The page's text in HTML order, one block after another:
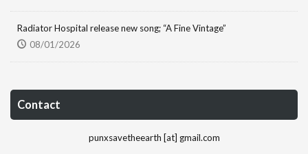
Radiator Hospital release new song; “A Fine Vintage”
08/01/2026
Contact
punxsavetheearth [at] gmail.com